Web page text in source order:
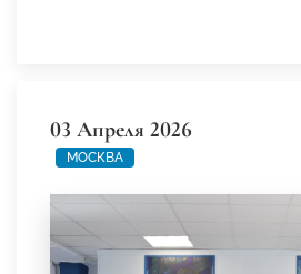
03 Апреля 2026
МОСКВА